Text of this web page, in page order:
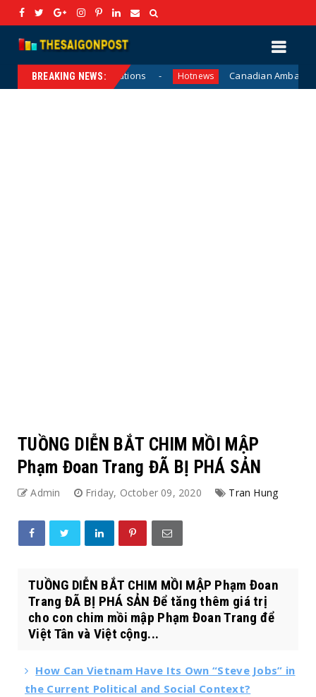
BREAKING NEWS:
Solutions Hotnews Canadian Ambassador James
TUỒNG DIỄN BẮT CHIM MỒI MẬP
Phạm Đoan Trang ĐÃ BỊ PHÁ SẢN
Admin Friday, October 09, 2020 Tran Hung
TUỒNG DIỄN BẮT CHIM MỒI MẬP Phạm Đoan
Trang ĐÃ BỊ PHÁ SẢN Để tăng thêm giá trị
cho con chim mồi mập Phạm Đoan Trang để
Việt Tân và Việt cộng...
How Can Vietnam Have Its Own “Steve Jobs” in
the Current Political and Social Context?